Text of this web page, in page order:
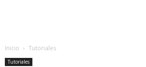
Inicio Tutoriales
Tutoriales